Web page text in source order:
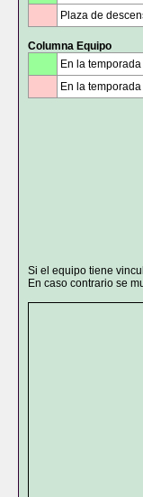
Plaza de
Columna Equipo
En la
En la
Si el equipo tiene
En caso contrario se